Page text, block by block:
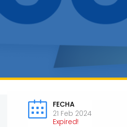
FECHA
21 Feb 2024
Expired!